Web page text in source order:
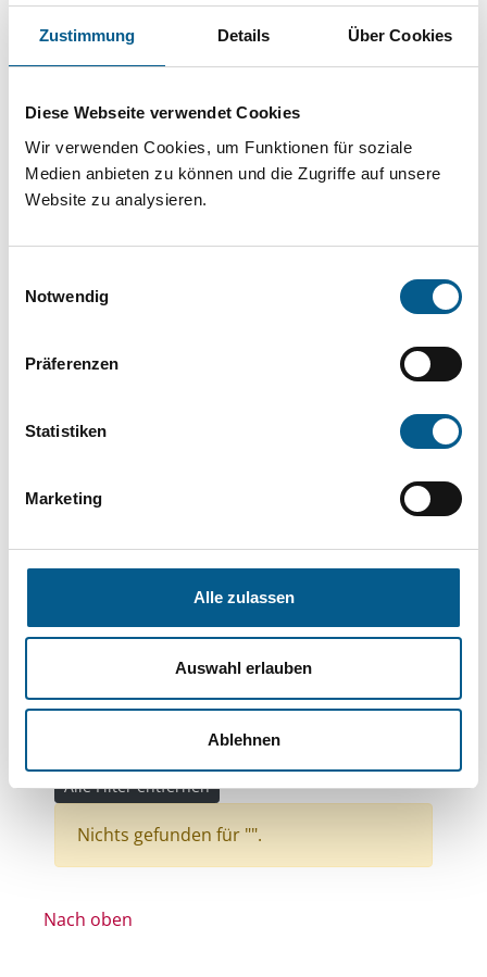
Zustimmung Details Über Cookies
Diese Webseite verwendet Cookies
Wir verwenden Cookies, um Funktionen für soziale
Medien anbieten zu können und die Zugriffe auf unsere
Website zu analysieren.
Notwendig
Präferenzen
Statistiken
Marketing
Alle zulassen
Auswahl erlauben
Ablehnen
Projekt oder ein Vorhaben? Hier können Sie
direkt über unsere Fördermitteldatenbank und
Suche bitte die Groß- und Kleinschreibung
beachten.
Kategorien verfeinert werden.
Suchen
Aktive Filter:
Themen: Sport
Themen: Bildung und Erziehung
Themen: Kunst & Kultur
Themen: Kinder, Jugendliche & Familie
Themen: Gesundheitswesen
Themen: Denkmalschutz und Denkmalpflege
Stiftungstyp: Lokal tätige Stiftung
Alle Filter entfernen
Nichts gefunden für "".
Nach oben